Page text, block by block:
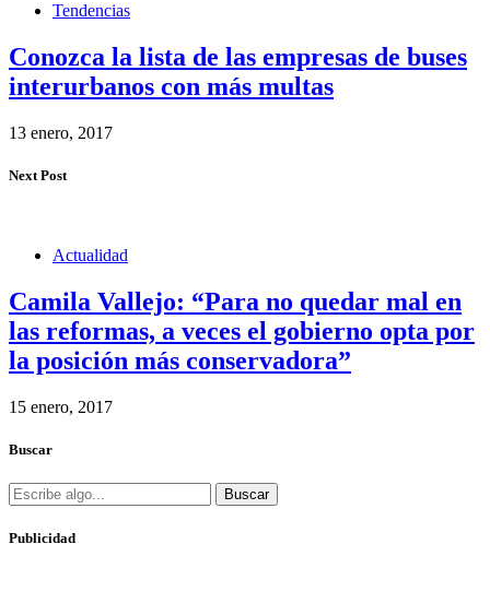
Tendencias
Conozca la lista de las empresas de buses
interurbanos con más multas
13 enero, 2017
Next Post
Actualidad
Camila Vallejo: “Para no quedar mal en
las reformas, a veces el gobierno opta por
la posición más conservadora”
15 enero, 2017
Buscar
Buscar
Publicidad